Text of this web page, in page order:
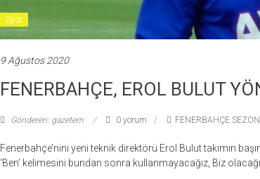
Spor
9 Ağustos 2020
FENERBAHÇE, EROL BULUT
Gönderen: gazetem 0 yorum FENERBAHÇE
Fenerbahçe’nini yeni teknik direktörü Erol Bulut takımın
‘Ben’ kelimesini bundan sonra kullanmayacağız, Biz